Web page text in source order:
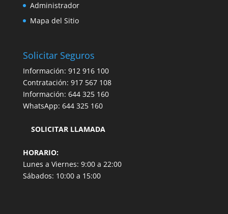
Administrador
Mapa del Sitio
Solicitar Seguros
Información: 912 916 100
Contratación: 917 567 108
Información: 644 325 160
WhatsApp: 644 325 160
SOLICITAR LLAMADA
HORARIO:
Lunes a Viernes: 9:00 a 22:00
Sábados: 10:00 a 15:00